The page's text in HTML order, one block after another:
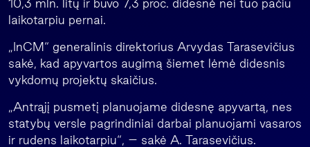
10,3 mln. litų ir buvo 7,3 proc. didesnė nei tuo pačiu
laikotarpiu pernai.
„InCM“ generalinis direktorius Arvydas Tarasevičius
sakė, kad apyvartos augimą šiemet lėmė didesnis
vykdomų projektų skaičius.
„Antrąjį pusmetį planuojame didesnę apyvartą, nes
statybų versle pagrindiniai darbai planuojami vasaros
ir rudens laikotarpiu“, – sakė A. Tarasevičius.